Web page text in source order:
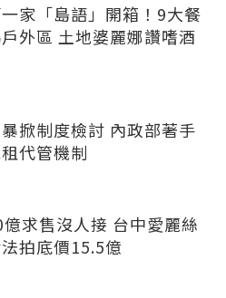
家「島語」開箱！9大餐
外區 土地婆麗娜讚嗜酒
掀制度檢討 內政部著手
代管機制
求售沒人接 台中愛麗絲
拍底價15.5億